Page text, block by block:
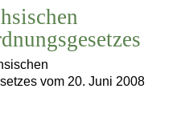
vom 20. Juni 2008